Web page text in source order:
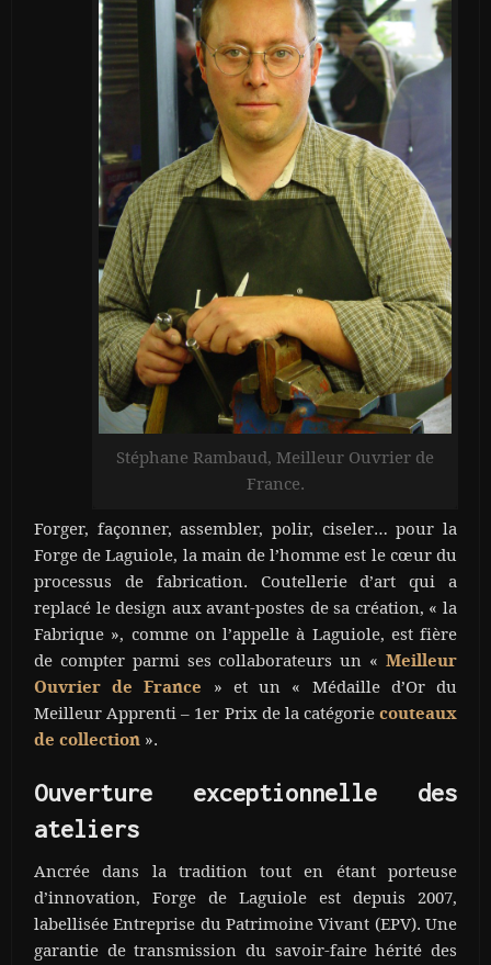
Stéphane Rambaud, Meilleur Ouvrier de
France.
Forger, façonner, assembler, polir, ciseler… pour la
Forge de Laguiole, la main de l’homme est le cœur du
processus de fabrication. Coutellerie d’art qui a
replacé le design aux avant-postes de sa création, « la
Fabrique », comme on l’appelle à Laguiole, est fière
de compter parmi ses collaborateurs un « Meilleur
Ouvrier de France
» et un « Médaille d’Or du
Meilleur Apprenti – 1er Prix de la catégorie couteaux
de collection ».
Ouverture exceptionnelle des
ateliers
Ancrée dans la tradition tout en étant porteuse
d’innovation, Forge de Laguiole est depuis 2007,
labellisée Entreprise du Patrimoine Vivant (EPV). Une
garantie de transmission du savoir-faire hérité des